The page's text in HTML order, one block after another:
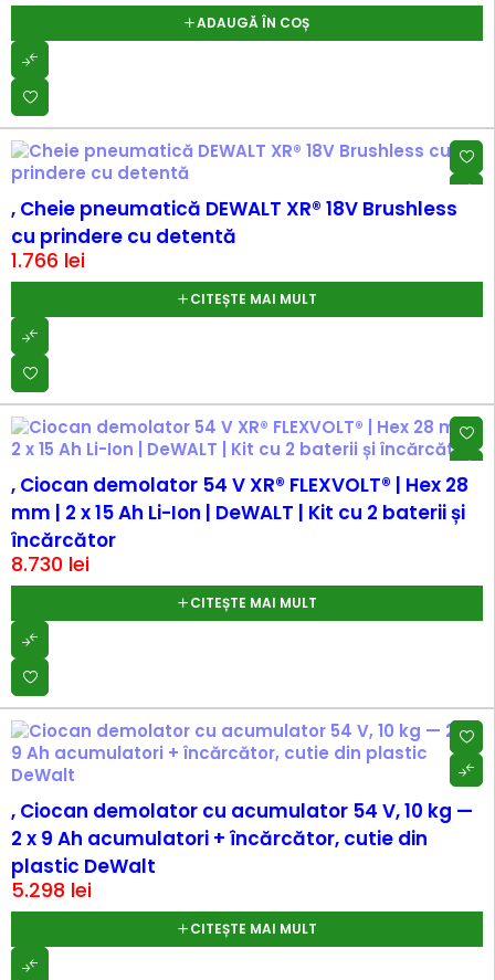
ADAUGĂ ÎN COȘ
SOLD OUT
, Cheie pneumatică DEWALT XR® 18V Brushless
cu prindere cu detentă
1.766 lei
CITEȘTE MAI MULT
SOLD OUT
, Ciocan demolator 54 V XR® FLEXVOLT® | Hex 28
mm | 2 x 15 Ah Li-Ion | DeWALT | Kit cu 2 baterii și
încărcător
8.730 lei
CITEȘTE MAI MULT
SOLD OUT
, Ciocan demolator cu acumulator 54 V, 10 kg —
2 x 9 Ah acumulatori + încărcător, cutie din
plastic DeWalt
5.298 lei
CITEȘTE MAI MULT